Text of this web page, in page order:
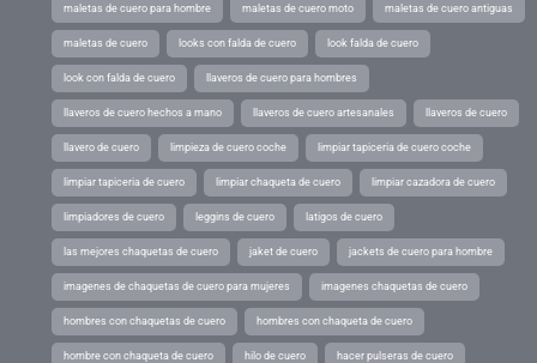
maletas de cuero para hombre maletas de cuero moto maletas de cuero antiguas
maletas de cuero looks con falda de cuero look falda de cuero
look con falda de cuero llaveros de cuero para hombres
llaveros de cuero hechos a mano llaveros de cuero artesanales llaveros de cuero
llavero de cuero limpieza de cuero coche limpiar tapiceria de cuero coche
limpiar tapiceria de cuero limpiar chaqueta de cuero limpiar cazadora de cuero
limpiadores de cuero leggins de cuero latigos de cuero
las mejores chaquetas de cuero jaket de cuero jackets de cuero para hombre
imagenes de chaquetas de cuero para mujeres imagenes chaquetas de cuero
hombres con chaquetas de cuero hombres con chaqueta de cuero
hombre con chaqueta de cuero hilo de cuero hacer pulseras de cuero